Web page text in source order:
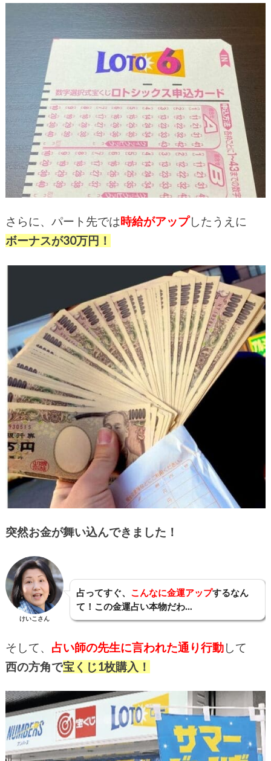
さらに、パート先では時給がアップしたうえに
ボーナスが30万円！
突然お金が舞い込んできました！
けいこさん
占ってすぐ、 こんなに金運アップするなん
て！この金運占い本物だわ…
そして、 占い師の先生に言われた通り行動して
西の方角で宝くじ1枚購入！